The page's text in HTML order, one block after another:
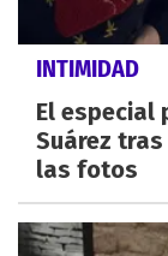
INTIMIDAD
El especial
Suárez
las fotos